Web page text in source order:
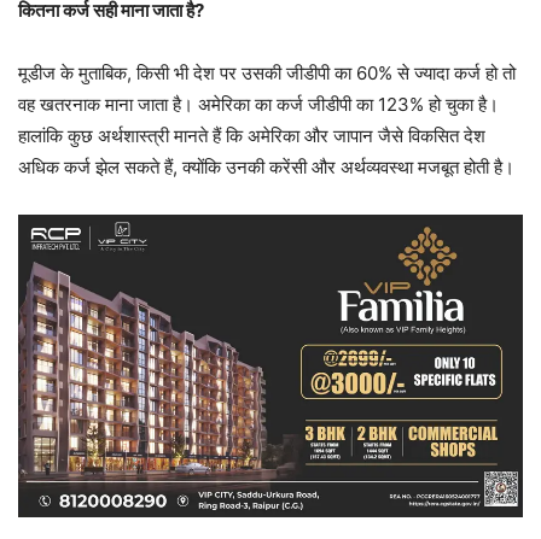
कितना कर्ज सही माना जाता है?
मूडीज के मुताबिक, किसी भी देश पर उसकी जीडीपी का 60% से ज्यादा कर्ज हो तो
वह खतरनाक माना जाता है। अमेरिका का कर्ज जीडीपी का 123% हो चुका है।
हालांकि कुछ अर्थशास्त्री मानते हैं कि अमेरिका और जापान जैसे विकसित देश
अधिक कर्ज झेल सकते हैं, क्योंकि उनकी करेंसी और अर्थव्यवस्था मजबूत होती है।